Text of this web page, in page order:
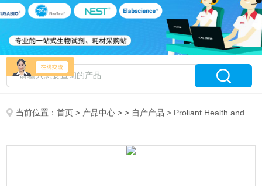
当前位置：首页 > 产品中心 > > 自产产品 > Proliant Health and Biologicals代理